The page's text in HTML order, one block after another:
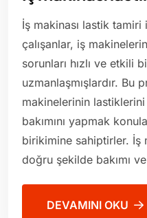
İş makinası lastik
çalışanlar, iş
sorunları hızlı ve etkili
uzmanlaşmışlardır. Bu
makinelerinin
bakımını yapmak
birikimine sahiptirler. İş
doğru şekilde bakımı ve
DEVAMINI OKU